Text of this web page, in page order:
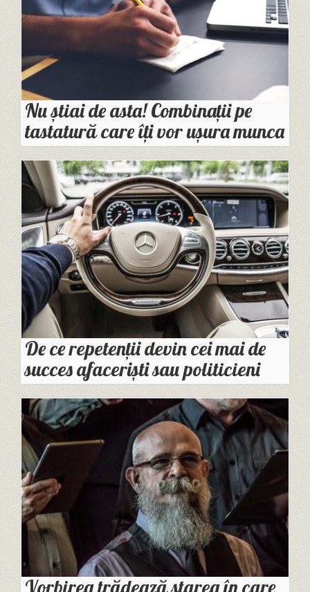
Nu știai de asta! Combinații pe
tastatură care îți vor ușura munca
De ce repetenții devin cei mai de
succes afaceriști sau politicieni
Vorbirea trădează starea în care